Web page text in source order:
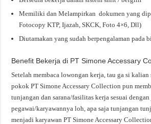
Memiliki dan Melampirkan dokumen yang
Fotocopy KTP, Ijazah, SKCK, Foto 4×6, Dll)
Diutamakan yang sudah berpengalaman pada
Benefit Bekerja di PT Simone Accessary
Setelah membaca lowongan kerja, tau ga si
pokok PT Simone Accessary Collection pun
tunjangan dan sarana/fasilitas kerja sesuai dengan
pegawai/karyawannya loh, apa saja tunjangan
menjadi karyawan PT Simone Accessary